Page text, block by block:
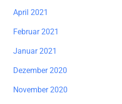
April 2021
Februar 2021
Januar 2021
Dezember 2020
November 2020